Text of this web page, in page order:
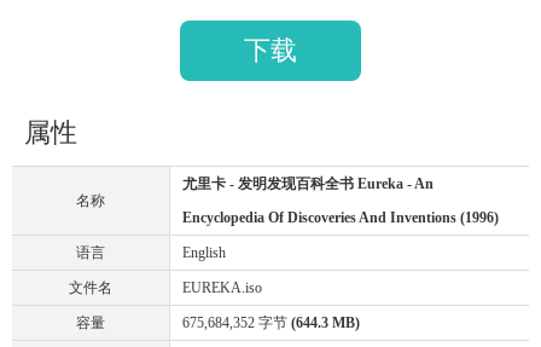
下载
属性
名称
尤里卡 - 发明发现百科全书 Eureka - An
Encyclopedia Of Discoveries And Inventions (1996)
语言 English
文件名 EUREKA.iso
容量 675,684,352 字节 (644.3 MB)